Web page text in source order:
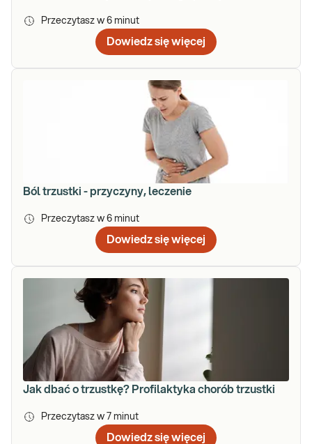
Przeczytasz w 6 minut
Dowiedz się więcej
Ból trzustki - przyczyny, leczenie
Przeczytasz w 6 minut
Dowiedz się więcej
Jak dbać o trzustkę? Profilaktyka chorób trzustki
Przeczytasz w 7 minut
Dowiedz się więcej